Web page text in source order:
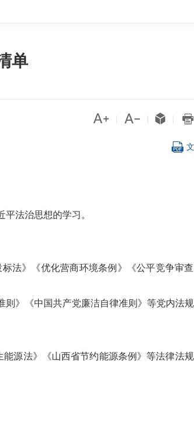
单
   

法治思想的学习。
法》《优化营商环境条例》《公平竞争审查
》《中国共产党廉洁自律准则》等党内法
源法》《山西省节约能源条例》等法律法